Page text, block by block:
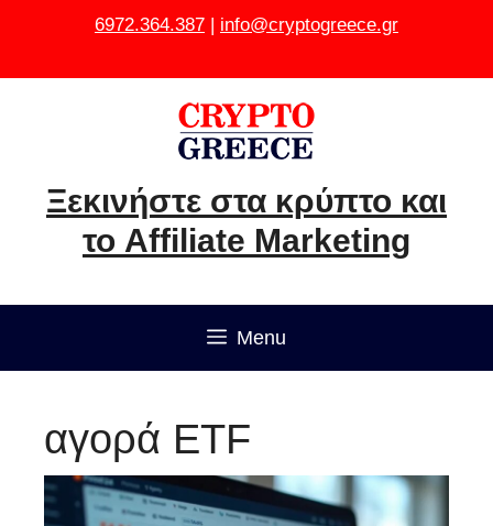
6972.364.387 | info@cryptogreece.gr
Ξεκινήστε στα κρύπτο και
το Affiliate Marketing
Menu
αγορά ETF